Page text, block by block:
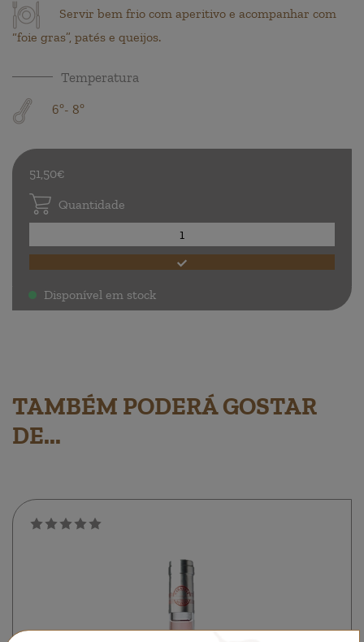
Servir bem frio com aperitivo e acompanhar com
“foie gras”, patés e queijos.
Temperatura
6º- 8º
51,50€
Quantidade
. Disponível em stock
TAMBÉM PODERÁ GOSTAR
DE...